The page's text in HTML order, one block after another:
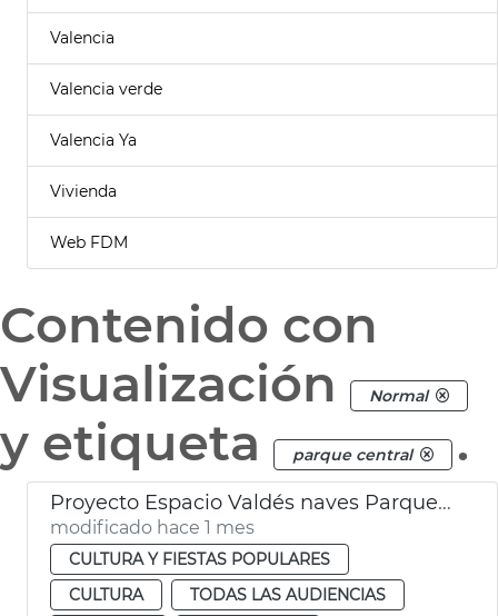
Valencia
Valencia verde
Valencia Ya
Vivienda
Web FDM
Contenido con
Visualización
Normal
y etiqueta parque central .
Proyecto Espacio Valdés naves Parque Central València
modificado hace 1 mes
CULTURA Y FIESTAS POPULARES
CULTURA
TODAS LAS AUDIENCIAS